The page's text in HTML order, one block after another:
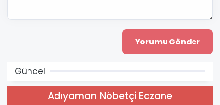
Güncel
Adıyaman Nöbetçi Eczane